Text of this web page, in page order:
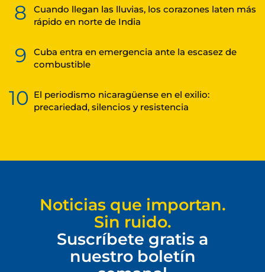
8
Cuando llegan las lluvias, los corazones laten más
rápido en norte de India
9
Cuba entra en emergencia ante la escasez de
combustible
10 El periodismo nicaragüense en el exilio:
precariedad, silencios y resistencia
Noticias que importan.
Sin ruido.
Suscríbete gratis a
nuestro boletín